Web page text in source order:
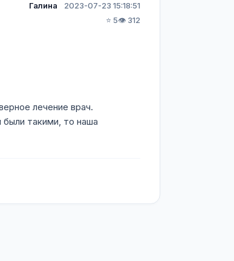
Галина
2023-07-23 15:18:51
⭐ 5👁️ 312
лечение врач.
такими, то наша